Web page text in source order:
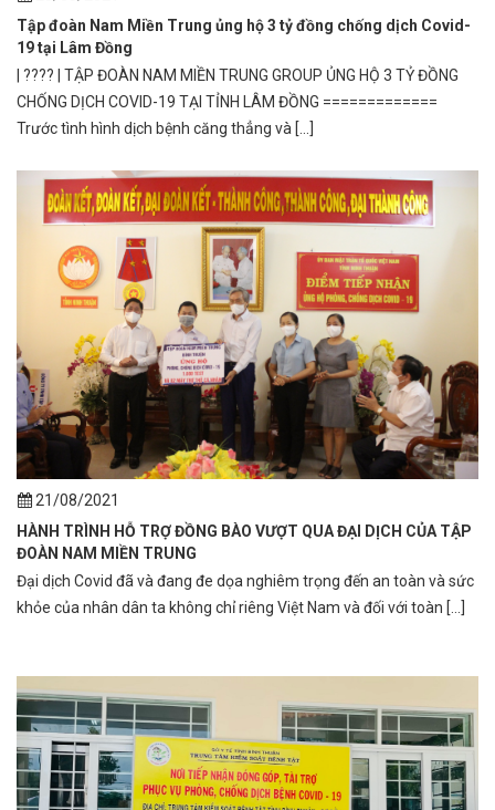
Tập đoàn Nam Miền Trung ủng hộ 3 tỷ đồng chống dịch Covid-
19 tại Lâm Đồng
| ???? | TẬP ĐOÀN NAM MIỀN TRUNG GROUP ỦNG HỘ 3 TỶ ĐỒNG
CHỐNG DỊCH COVID-19 TẠI TỈNH LÂM ĐỒNG =============
Trước tình hình dịch bệnh căng thẳng và [...]
21/08/2021
HÀNH TRÌNH HỖ TRỢ ĐỒNG BÀO VƯỢT QUA ĐẠI DỊCH CỦA TẬP
ĐOÀN NAM MIỀN TRUNG
Đại dịch Covid đã và đang đe dọa nghiêm trọng đến an toàn và sức
khỏe của nhân dân ta không chỉ riêng Việt Nam và đối với toàn [...]